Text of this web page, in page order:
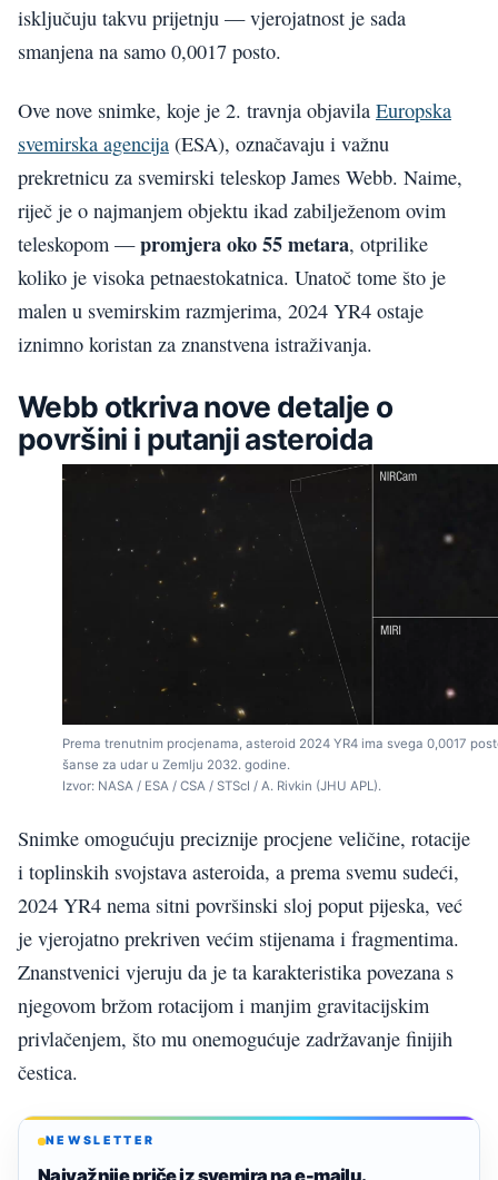
isključuju takvu prijetnju — vjerojatnost je sada
smanjena na samo 0,0017 posto.
Ove nove snimke, koje je 2. travnja objavila Europska
svemirska agencija (ESA), označavaju i važnu
prekretnicu za svemirski teleskop James Webb. Naime,
riječ je o najmanjem objektu ikad zabilježenom ovim
teleskopom —promjera oko 55 metara, otprilike
koliko je visoka petnaestokatnica. Unatoč tome što je
malen u svemirskim razmjerima, 2024 YR4 ostaje
iznimno koristan za znanstvena istraživanja.
Webb otkriva nove detalje o
površini i putanji asteroida
Prema trenutnim procjenama, asteroid 2024 YR4 ima svega 0,0017
šanse za udar u Zemlju 2032. godine.
Izvor: NASA / ESA / CSA / STScI / A. Rivkin (JHU APL).
Snimke omogućuju preciznije procjene veličine, rotacije
i toplinskih svojstava asteroida, a prema svemu sudeći,
2024 YR4 nema sitni površinski sloj poput pijeska, već
je vjerojatno prekriven većim stijenama i fragmentima.
Znanstvenici vjeruju da je ta karakteristika povezana s
njegovom bržom rotacijom i manjim gravitacijskim
privlačenjem, što mu onemogućuje zadržavanje finijih
čestica.
NEWSLETTER